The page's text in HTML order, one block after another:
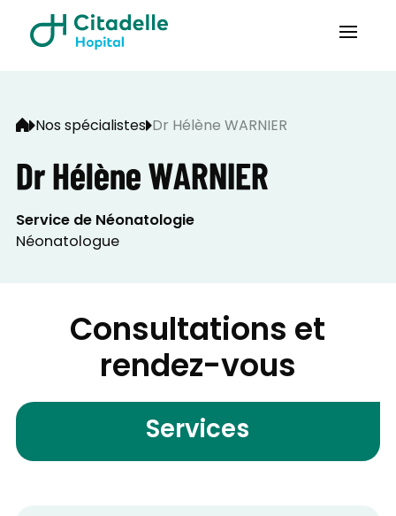
Nos spécialistes Dr Hélène WARNIER
Dr Hélène WARNIER
Service de Néonatologie
Néonatologue
Consultations et
rendez-vous
Services